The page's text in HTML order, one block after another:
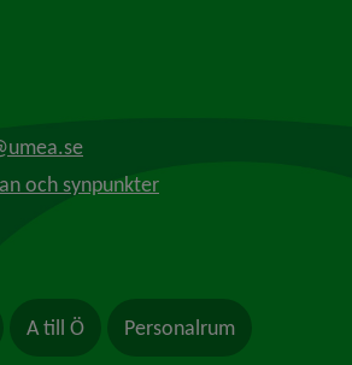
till annan webbplats, öppnas i nytt
och synpunkter
A till Ö Personalrum